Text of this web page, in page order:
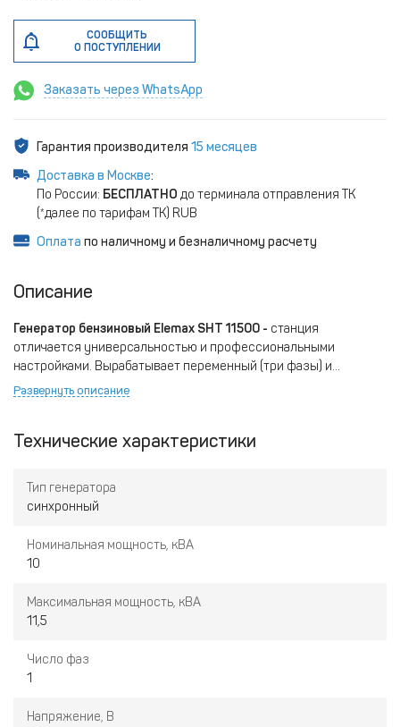
СООБЩИТЬ
О ПОСТУПЛЕНИИ
Заказать через WhatsApp
Гарантия производителя 15 месяцев
Доставка в Москве:
По России: БЕСПЛАТНО до терминала отправления ТК
(*далее по тарифам ТК) RUB
Оплата по наличному и безналичному расчету
Описание
Генератор бензиновый Elemax SHT 11500 - станция
отличается универсальностью и профессиональными
настройками. Вырабатывает переменный (три фазы) и
постоянный ток. Качественная сборка, надежные
отраслях хозяйственной деятельности (строительство,
Развернуть описание
Технические характеристики
Тип генератора
синхронный
Номинальная мощность, кВА
10
Максимальная мощность, кВА
11,5
Число фаз
1
Напряжение, В